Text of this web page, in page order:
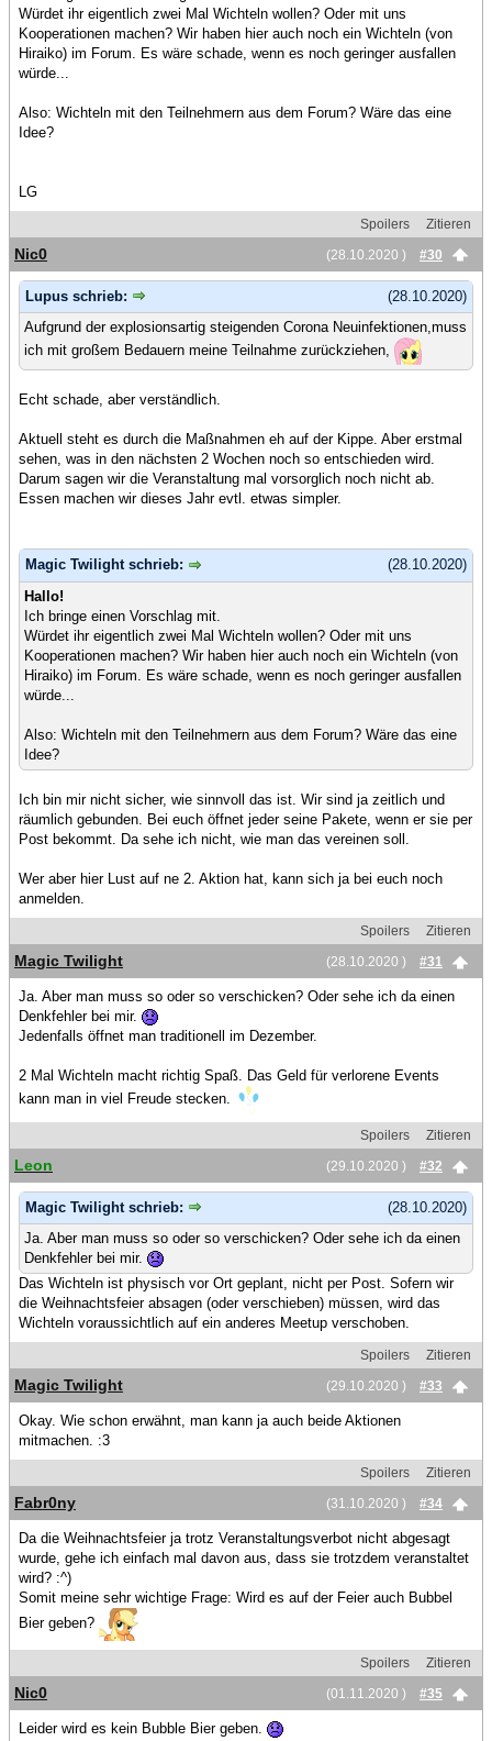
Würdet ihr eigentlich zwei Mal Wichteln wollen? Oder mit uns
Kooperationen machen? Wir haben hier auch noch ein Wichteln (von
Hiraiko) im Forum. Es wäre schade, wenn es noch geringer ausfallen
würde...
Also: Wichteln mit den Teilnehmern aus dem Forum? Wäre das eine
Idee?
LG
Spoilers
Zitieren
(28.10.2020 )
#30
Nic0
(28.10.2020)
Lupus schrieb:
Aufgrund der explosionsartig steigenden Corona Neuinfektionen,muss
ich mit großem Bedauern meine Teilnahme zurückziehen,
Echt schade, aber verständlich.
Aktuell steht es durch die Maßnahmen eh auf der Kippe. Aber erstmal
sehen, was in den nächsten 2 Wochen noch so entschieden wird.
Darum sagen wir die Veranstaltung mal vorsorglich noch nicht ab.
Essen machen wir dieses Jahr evtl. etwas simpler.
(28.10.2020)
Magic Twilight schrieb:
Hallo!
Ich bringe einen Vorschlag mit.
Würdet ihr eigentlich zwei Mal Wichteln wollen? Oder mit uns
Kooperationen machen? Wir haben hier auch noch ein Wichteln (von
Hiraiko) im Forum. Es wäre schade, wenn es noch geringer ausfallen
würde...
Also: Wichteln mit den Teilnehmern aus dem Forum? Wäre das eine
Idee?
Ich bin mir nicht sicher, wie sinnvoll das ist. Wir sind ja zeitlich und
räumlich gebunden. Bei euch öffnet jeder seine Pakete, wenn er sie per
Post bekommt. Da sehe ich nicht, wie man das vereinen soll.
Wer aber hier Lust auf ne 2. Aktion hat, kann sich ja bei euch noch
anmelden.
Spoilers
Zitieren
(28.10.2020 )
#31
Magic Twilight
Ja. Aber man muss so oder so verschicken? Oder sehe ich da einen
Denkfehler bei mir.
Jedenfalls öffnet man traditionell im Dezember.
2 Mal Wichteln macht richtig Spaß. Das Geld für verlorene Events
kann man in viel Freude stecken.
Spoilers
Zitieren
(29.10.2020 )
#32
Leon
(28.10.2020)
Magic Twilight schrieb:
Ja. Aber man muss so oder so verschicken? Oder sehe ich da einen
Denkfehler bei mir.
Das Wichteln ist physisch vor Ort geplant, nicht per Post. Sofern wir
die Weihnachtsfeier absagen (oder verschieben) müssen, wird das
Wichteln voraussichtlich auf ein anderes Meetup verschoben.
Spoilers
Zitieren
(29.10.2020 )
#33
Magic Twilight
Okay. Wie schon erwähnt, man kann ja auch beide Aktionen
mitmachen. :3
Spoilers
Zitieren
(31.10.2020 )
#34
Fabr0ny
Da die Weihnachtsfeier ja trotz Veranstaltungsverbot nicht abgesagt
wurde, gehe ich einfach mal davon aus, dass sie trotzdem veranstaltet
wird? :^)
Somit meine sehr wichtige Frage: Wird es auf der Feier auch Bubbel
Bier geben?
Spoilers
Zitieren
(01.11.2020 )
#35
Nic0
Leider wird es kein Bubble Bier geben.